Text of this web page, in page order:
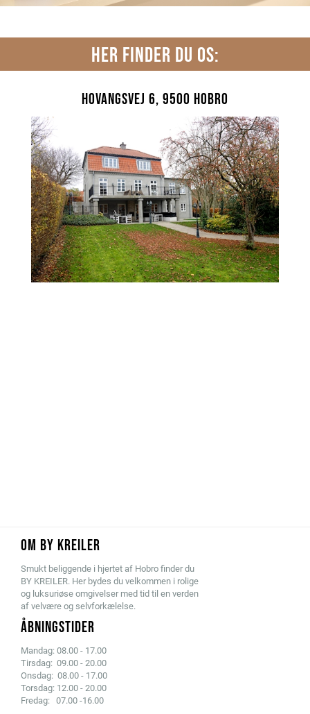
HER FINDER DU OS:
Hovangsvej 6, 9500 Hobro
OM BY KREILER
Smukt beliggende i hjertet af Hobro finder du
BY KREILER. Her bydes du velkommen i rolige
og luksuriøse omgivelser med tid til en verden
af velvære og selvforkælelse.
ÅBNINGSTIDER
Mandag: 08.00 - 17.00
Tirsdag: 09.00 - 20.00
Onsdag: 08.00 - 17.00
Torsdag: 12.00 - 20.00
Fredag: 07.00 -16.00